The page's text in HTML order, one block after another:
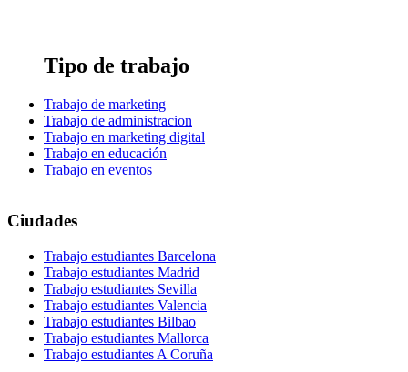
Tipo de trabajo
Trabajo de marketing
Trabajo de administracion
Trabajo en marketing digital
Trabajo en educación
Trabajo en eventos
Ciudades
Trabajo estudiantes Barcelona
Trabajo estudiantes Madrid
Trabajo estudiantes Sevilla
Trabajo estudiantes Valencia
Trabajo estudiantes Bilbao
Trabajo estudiantes Mallorca
Trabajo estudiantes A Coruña